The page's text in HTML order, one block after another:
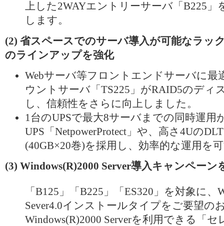
上した2WAYエントリーサーバ「B225
します。
(2) 省スペースでのサーバ導入が可能なラッ
のラインアップを強化
Webサーバ等フロントエンドサーバに最
ウントサーバ「TS225」がRAID5のディ
し、信頼性をさらに向上しました。
1台のUPSで最大8サーバまでの同時運用
UPS「NetpowerProtect」や、高さ4Uの
(40GB×20巻)を採用し、効率的な運用を
(3) Windows(R)2000 Server導入キャンペーン
「B125」「B225」「ES320」を対象に、
Sever4.0インストールタイプをご要望の
Windows(R)2000 Serverを利用できる「